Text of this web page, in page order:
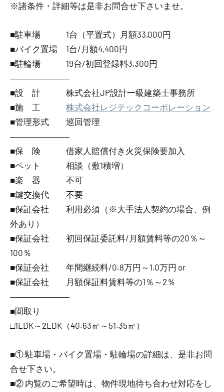
※諸条件・詳細等は是非お問合せ下さいませ。
■駐車場 1台（平置式）月額33,000円
■バイク置場 1台/月額4,400円
■駐輪場 19台/初回登録料3,300円
―――――――
■設 計 株式会社JP設計一級建築士事務所
■施 工 株式会社レジテックコーポレーション
■管理形式 巡回管理
―――――――
■保 険 借家人賠償付き火災保険要加入
■ペット 相談（敷1積増）
■楽 器 不可
■鍵交換代 不要
■保証会社 利用必須（※大手法人契約の場合、例
外あり）
■保証会社 初回保証委託料/月額賃料等の20％～
100％
■保証会社 年間継続料/0.8万円～1.0万円 or
■保証会社 月額保証料賃料等の1％～2％
―――――――
■間取り
□1LDK～2LDK（40.63㎡～51.35㎡）
■① 駐車場・バイク置場・駐輪場の詳細は、是非お問
合せ下さい。
■② 内覧のご希望時は、物件現地待ち合わせ対応をし